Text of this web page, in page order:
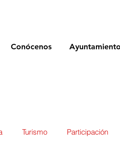
Conócenos Ayuntamiento
Turismo Participación